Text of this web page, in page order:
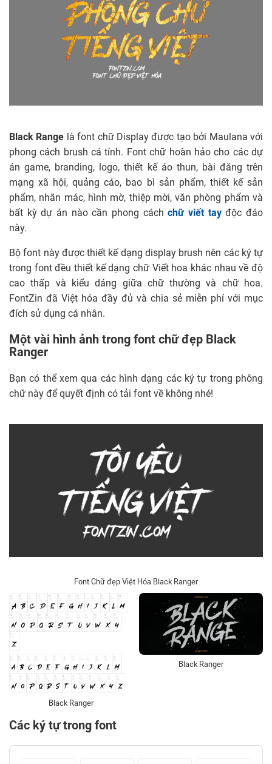
Black Range là font chữ Display được tạo bởi Maulana với
phong cách brush cá tính. Font chữ hoàn hảo cho các dự
án game, branding, logo, thiết kế áo thun, bài đăng trên
mạng xã hội, quảng cáo, bao bì sản phẩm, thiết kế sản
phẩm, nhãn mác, hình mờ, thiệp mời, văn phòng phẩm và
bất kỳ dự án nào cần phong cáchchữ viết tayđộc đáo
này.
Bộ font này được thiết kế dạng display brush nên các ký tự
trong font đều thiết kế dạng chữ Viết hoa khác nhau về độ
cao thấp và kiểu dáng giữa chữ thường và chữ hoa.
FontZin đã Việt hóa đầy đủ và chia sẻ miễn phí với mục
đích sử dụng cá nhân.
Một vài hình ảnh trong font chữ đẹp Black
Ranger
Bạn có thể xem qua các hình dạng các ký tự trong phông
chữ này để quyết định có tải font về không nhé!
Font Chữ đẹp Việt Hóa Black Ranger
Black Ranger
Black Ranger
Các ký tự trong font